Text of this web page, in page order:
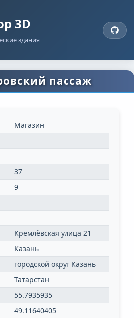
3D
здания
пассаж
Магазин
37
9
Кремлёвская улица 21
Казань
городской округ Казань
Татарстан
55.7935935
49.11640405